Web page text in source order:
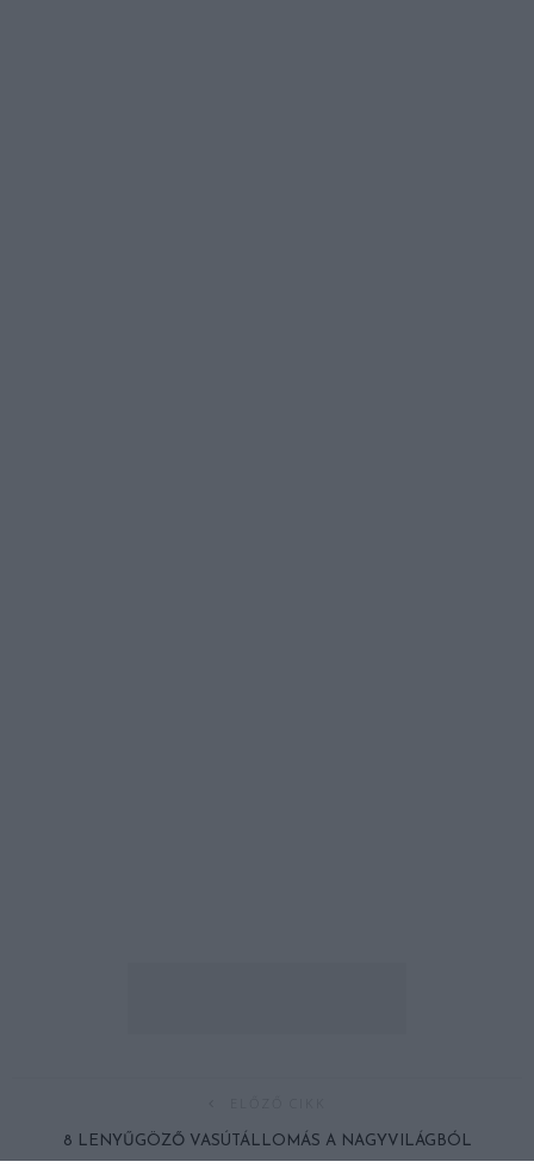
8 LENYŰGÖZŐ VASÚTÁLLOMÁS A NAGYVILÁGBÓL